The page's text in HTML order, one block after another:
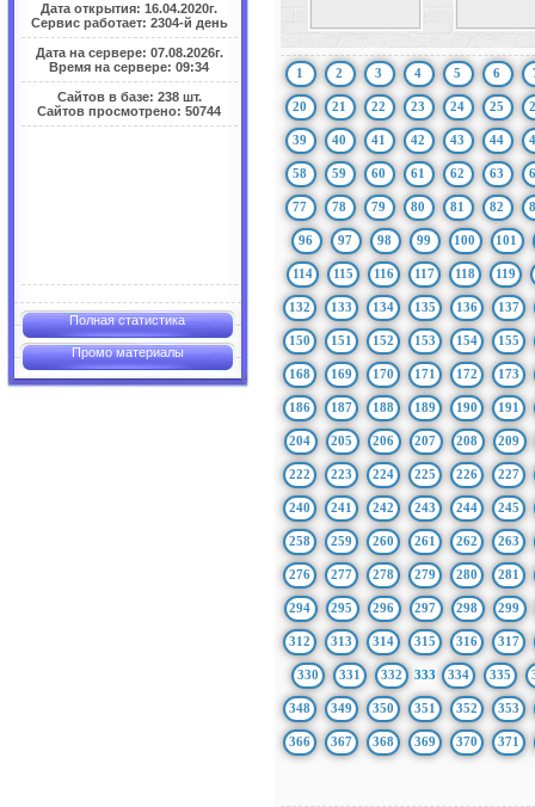
Дата открытия: 16.04.2020г.
Сервис работает: 2304-й день
Дата на сервере: 07.08.2026г.
Время на сервере: 09:34
Сайтов в базе: 238 шт.
Сайтов просмотрено: 50744
Полная статистика
Промо материалы
1 2 3 4 5 6
20 21 22 23 24 25
39 40 41 42 43 44
58 59 60 61 62 63
77 78 79 80 81 82
96 97 98 99 100 101
114 115 116 117 118 119
132 133 134 135 136 137
150 151 152 153 154 155
168 169 170 171 172 173
186 187 188 189 190 191
204 205 206 207 208 209
222 223 224 225 226 227
240 241 242 243 244 245
258 259 260 261 262 263
276 277 278 279 280 281
294 295 296 297 298 299
312 313 314 315 316 317
330 331 332 333 334 335
348 349 350 351 352 353
366 367 368 369 370 371